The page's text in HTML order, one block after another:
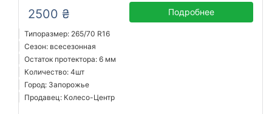
2500 ₴ Подробнее
Типоразмер: 265/70 R16
Сезон: всесезонная
Остаток протектора: 6 мм
Количество: 4шт
Город: Запорожье
Продавец: Колесо-Центр